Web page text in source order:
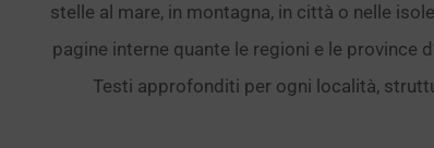
stelle al mare, in montagna, in città o nelle
pagine interne quante le regioni e le province
Testi approfonditi per ogni località,